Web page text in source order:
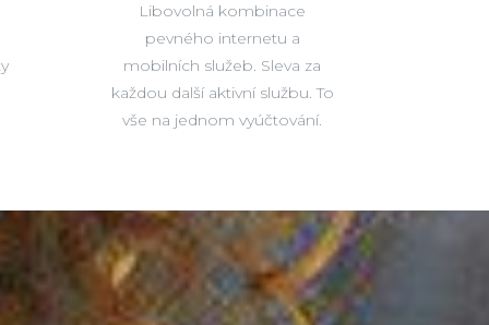
Libovolná kombinace
pevného internetu a
mobilních služeb. Sleva za
každou další aktivní službu. To
vše na jednom vyúčtování.